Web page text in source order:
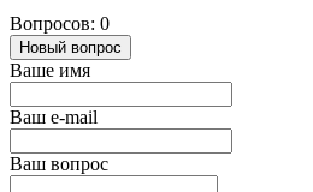
Вопросов: 0
Новый вопрос
Ваше имя
Ваш e-mail
Ваш вопрос